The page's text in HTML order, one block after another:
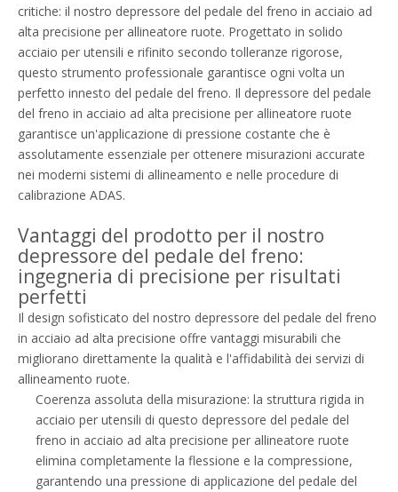
critiche: il nostro depressore del pedale del freno in acciaio ad
alta precisione per allineatore ruote. Progettato in solido
acciaio per utensili e rifinito secondo tolleranze rigorose,
questo strumento professionale garantisce ogni volta un
perfetto innesto del pedale del freno. Il depressore del pedale
del freno in acciaio ad alta precisione per allineatore ruote
garantisce un'applicazione di pressione costante che è
assolutamente essenziale per ottenere misurazioni accurate
nei moderni sistemi di allineamento e nelle procedure di
calibrazione ADAS.
Vantaggi del prodotto per il nostro
depressore del pedale del freno:
ingegneria di precisione per risultati
perfetti
Il design sofisticato del nostro depressore del pedale del freno
in acciaio ad alta precisione offre vantaggi misurabili che
migliorano direttamente la qualità e l'affidabilità dei servizi di
allineamento ruote.
Coerenza assoluta della misurazione: la struttura rigida in
acciaio per utensili di questo depressore del pedale del
freno in acciaio ad alta precisione per allineatore ruote
elimina completamente la flessione e la compressione,
garantendo una pressione di applicazione del pedale del